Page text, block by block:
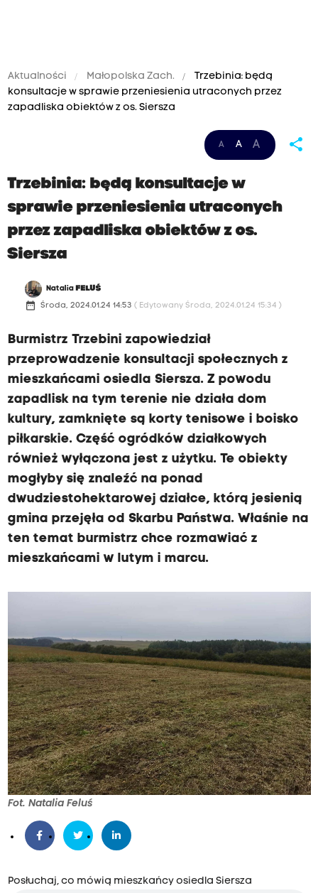
Aktualności Małopolska Zach.
Trzebinia: będą
konsultacje w sprawie przeniesienia utraconych przez
zapadliska obiektów z os. Siersza
A A A share
Trzebinia: będą konsultacje w
sprawie przeniesienia utraconych
przez zapadliska obiektów z os.
Siersza
Natalia FELUŚ
date_range Środa, 2024.01.24 14:53 ( Edytowany Środa, 2024.01.24 15:34 )
Burmistrz Trzebini zapowiedział
przeprowadzenie konsultacji społecznych z
mieszkańcami osiedla Siersza. Z powodu
zapadlisk na tym terenie nie działa dom
kultury, zamknięte są korty tenisowe i boisko
piłkarskie. Część ogródków działkowych
również wyłączona jest z użytku. Te obiekty
mogłyby się znaleźć na ponad
dwudziestohektarowej działce, którą jesienią
gmina przejęła od Skarbu Państwa. Właśnie na
ten temat burmistrz chce rozmawiać z
mieszkańcami w lutym i marcu.
Fot. Natalia Feluś
Posłuchaj, co mówią mieszkańcy osiedla Siersza